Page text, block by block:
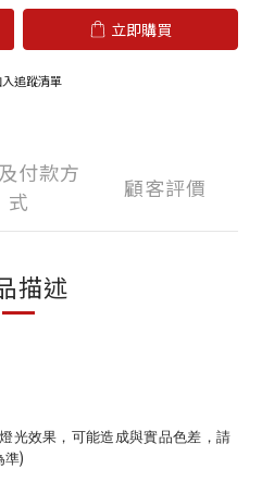
立即購買
追蹤清單
付款方
式
顧客評價
描述
光效果，可能造成與實品色差，請
準)